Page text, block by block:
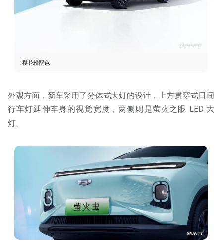
樱花粉配色
外观方面，新车采用了分体式大灯的设计，上方贯穿式日间
行车灯延伸车身的视觉宽度，两侧则是萤火之眼 LED 大
灯。